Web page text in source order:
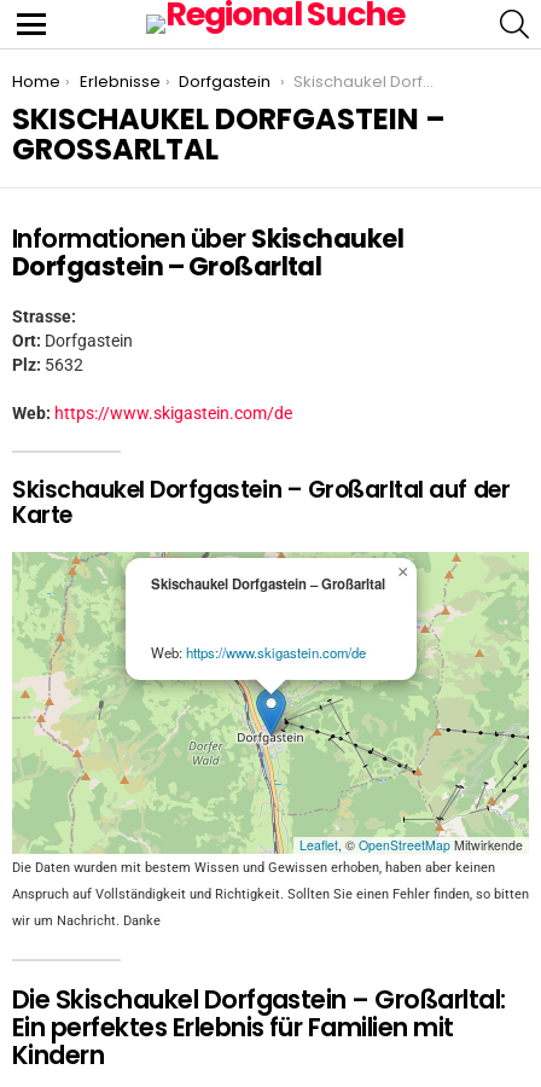
Menu
You are here:
Home Erlebnisse Dorfgastein Skischaukel Dorfgastein – Großarltal
SKISCHAUKEL DORFGASTEIN –
GROSSARLTAL
Informationen überSkischaukel
Dorfgastein – Großarltal
Strasse:
Ort: Dorfgastein
Plz: 5632
Web: https://www.skigastein.com/de
Skischaukel Dorfgastein – Großarltal auf der
Karte
Skischaukel Dorfgastein – Großarltal
Web:https://www.skigastein.com/de
×
Leaflet, © OpenStreetMap Mitwirkende
Die Daten wurden mit bestem Wissen und Gewissen erhoben, haben aber keinen
Anspruch auf Vollständigkeit und Richtigkeit. Sollten Sie einen Fehler finden, so bitten
wir um Nachricht. Danke
Die Skischaukel Dorfgastein – Großarltal:
Ein perfektes Erlebnis für Familien mit
Kindern